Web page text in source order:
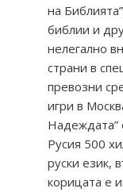
на
библии и
нелегално
страни в
превозни
игри в
Надеждата”
Русия 500
руски език,
корицата е